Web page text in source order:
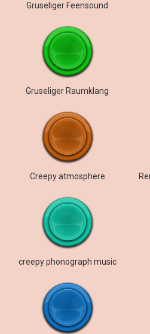
Gruseliger Feensound
Gruseliger Raumklang
Creepy atmosphere
creepy phonograph music